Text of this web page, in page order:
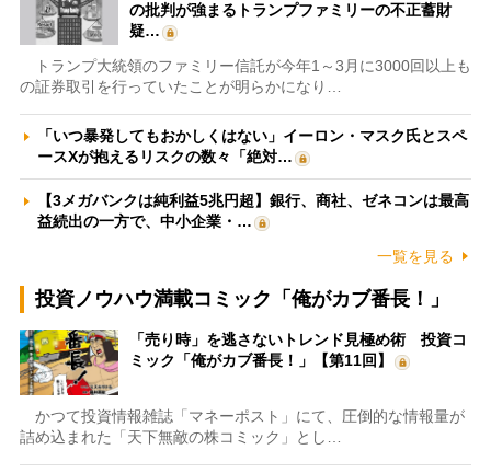
の批判が強まるトランプファミリーの不正蓄財
疑…
トランプ大統領のファミリー信託が今年1～3月に3000回以上も
の証券取引を行っていたことが明らかになり…
「いつ暴発してもおかしくはない」イーロン・マスク氏とスペ
ースXが抱えるリスクの数々「絶対…
【3メガバンクは純利益5兆円超】銀行、商社、ゼネコンは最高
益続出の一方で、中小企業・…
一覧を見る
投資ノウハウ満載コミック「俺がカブ番長！」
「売り時」を逃さないトレンド見極め術 投資コ
ミック「俺がカブ番長！」【第11回】
かつて投資情報雑誌「マネーポスト」にて、圧倒的な情報量が
詰め込まれた「天下無敵の株コミック」とし…